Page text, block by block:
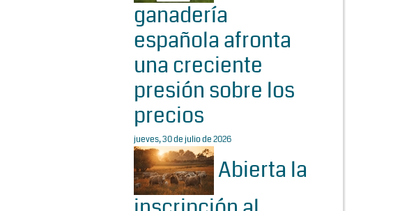
ganadería
española afronta
una creciente
presión sobre los
precios
jueves, 30 de julio de 2026
Abierta la